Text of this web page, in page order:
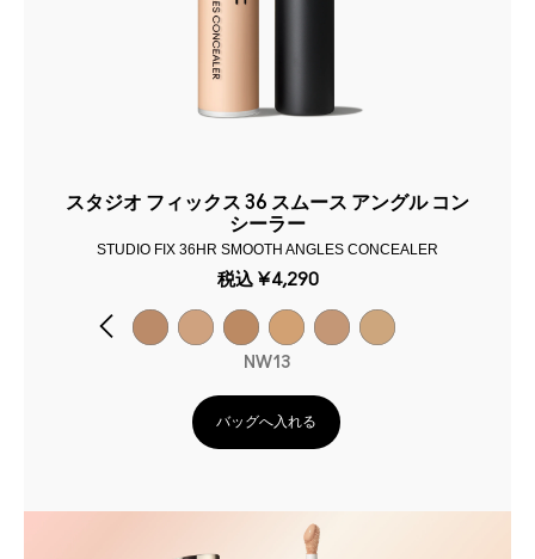
スタジオ フィックス 36 スムース アングル コン
シーラー
STUDIO FIX 36HR SMOOTH ANGLES CONCEALER
税込 ¥4,290
NW13
バッグへ入れる